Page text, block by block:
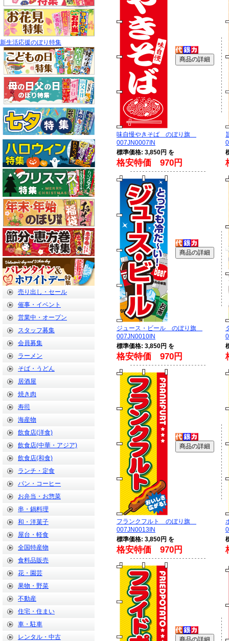
新生活応援のぼり特集
売り出し・セール
催事・イベント
営業中・オープン
スタッフ募集
会員募集
ラーメン
そば・うどん
居酒屋
焼き肉
寿司
海産物
飲食店(洋食)
飲食店(中華・アジア)
飲食店(和食)
ランチ・定食
パン・コーヒー
お弁当・お惣菜
串・鍋料理
和・洋菓子
屋台・軽食
全国特産物
食料品販売
花・園芸
果物・野菜
不動産
住宅・住まい
車・駐車
レンタル・中古
味自慢やきそば のぼり旗
007JN0007IN
標準価格: 3,850円 を
格安特価 970円
ジュース・ビール のぼり旗
007JN0010IN
標準価格: 3,850円 を
格安特価 970円
フランクフルト のぼり旗
007JN0013IN
標準価格: 3,850円 を
格安特価 970円